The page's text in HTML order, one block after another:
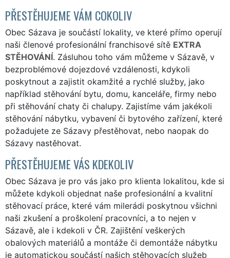
PŘESTĚHUJEME VÁM COKOLIV
Obec Sázava je součástí lokality, ve které přímo operují
naši členové profesionální franchisové sítě EXTRA
STĚHOVÁNÍ. Zásluhou toho vám můžeme v Sázavě, v
bezproblémové dojezdové vzdálenosti, kdykoli
poskytnout a zajistit okamžité a rychlé služby, jako
například stěhování bytu, domu, kanceláře, firmy nebo
při stěhování chaty či chalupy. Zajistíme vám jakékoli
stěhování nábytku, vybavení či bytového zařízení, které
požadujete ze Sázavy přestěhovat, nebo naopak do
Sázavy nastěhovat.
PŘESTĚHUJEME VÁS KDEKOLIV
Obec Sázava je pro vás jako pro klienta lokalitou, kde si
můžete kdykoli objednat naše profesionální a kvalitní
stěhovací práce, které vám milerádi poskytnou všichni
naši zkušení a proškolení pracovníci, a to nejen v
Sázavě, ale i kdekoli v ČR. Zajištění veškerých
obalových materiálů a montáže či demontáže nábytku
je automatickou součástí našich stěhovacích služeb